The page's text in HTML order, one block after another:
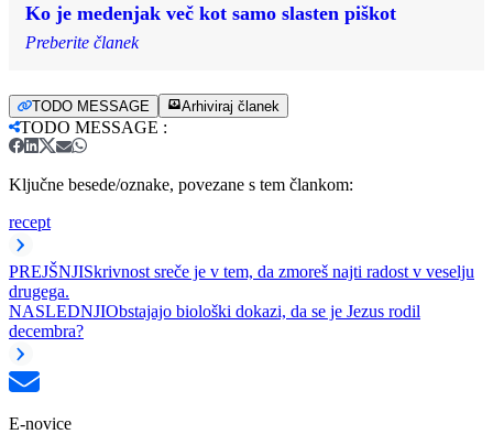
Ko je medenjak več kot samo slasten piškot
Preberite članek
TODO MESSAGE Arhiviraj članek
TODO MESSAGE :
Ključne besede/oznake, povezane s tem člankom:
recept
PREJŠNJISkrivnost sreče je v tem, da zmoreš najti radost v veselju
drugega.
NASLEDNJIObstajajo biološki dokazi, da se je Jezus rodil
decembra?
E-novice